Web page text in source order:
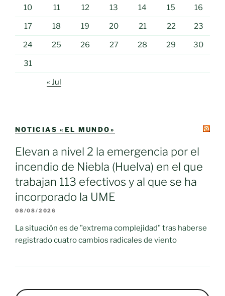
10 11 12 13 14 15 16
17 18 19 20 21 22 23
24 25 26 27 28 29 30
31
« Jul
NOTICIAS «EL MUNDO»
Elevan a nivel 2 la emergencia por el
incendio de Niebla (Huelva) en el que
trabajan 113 efectivos y al que se ha
incorporado la UME
08/08/2026
La situación es de "extrema complejidad" tras haberse
registrado cuatro cambios radicales de viento